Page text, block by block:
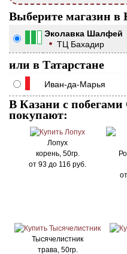
Выберите магазин в
Эколавка Шалфей
ТЦ Бахадир
или в Татарстане
Иван-да-Марья
В Казани с побегами
покупают:
Лопух
корень, 50гр.
от 93 до 116 руб.
от
Тысячелистник
трава, 50гр.